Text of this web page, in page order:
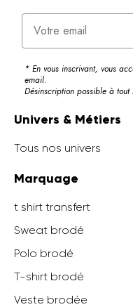
Email
* En vous inscrivant, vous
email.
Désinscription possible à tout
Univers & Métiers
Tous nos univers
Marquage
t shirt transfert
Sweat brodé
Polo brodé
T-shirt brodé
Veste brodée